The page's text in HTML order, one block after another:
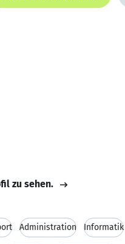
zu sehen.
Administration Informatik